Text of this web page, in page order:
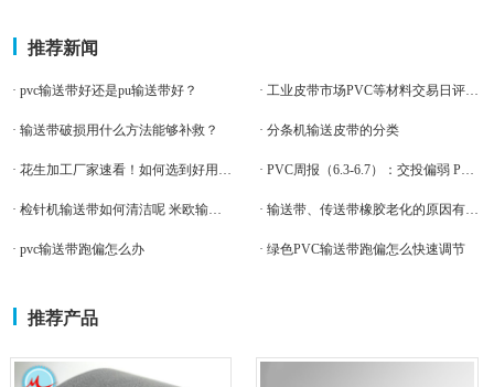
推荐新闻
· pvc输送带好还是pu输送带好？
· 输送带破损用什么方法能够补救？ · 分条机输送皮带的分类
· pvc输送带跑偏怎么办 · 绿色PVC输送带跑偏怎么快速调节
推荐产品